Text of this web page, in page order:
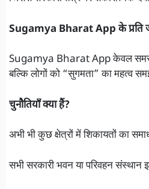
Sugamya Bharat App के प्रति
Sugamya Bharat App केवल
बल्कि लोगों को “सुगमता” का महत्व
चुनौतियाँ क्या हैं?
अभी भी कुछ क्षेत्रों में शिकायतों का
सभी सरकारी भवन या परिवहन संस्थान